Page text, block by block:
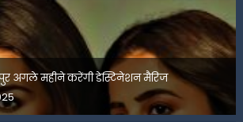
अगले महीने करेंगी डेस्टिनेशन मैरिज